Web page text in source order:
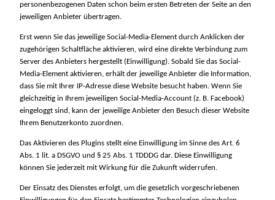
personenbezogenen Daten schon beim ersten Betreten der Seite an den
jeweiligen Anbieter übertragen.
Erst wenn Sie das jeweilige Social-Media-Element durch Anklicken der
zugehörigen Schaltfläche aktivieren, wird eine direkte Verbindung zum
Server des Anbieters hergestellt (Einwilligung). Sobald Sie das Social-
Media-Element aktivieren, erhält der jeweilige Anbieter die Information,
dass Sie mit Ihrer IP-Adresse diese Website besucht haben. Wenn Sie
gleichzeitig in Ihrem jeweiligen Social-Media-Account (z. B. Facebook)
eingeloggt sind, kann der jeweilige Anbieter den Besuch dieser Website
Ihrem Benutzerkonto zuordnen.
Das Aktivieren des Plugins stellt eine Einwilligung im Sinne des Art. 6
Abs. 1 lit. a DSGVO und § 25 Abs. 1 TDDDG dar. Diese Einwilligung
können Sie jederzeit mit Wirkung für die Zukunft widerrufen.
Der Einsatz des Dienstes erfolgt, um die gesetzlich vorgeschriebenen